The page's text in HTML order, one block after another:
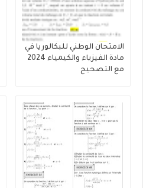
الامتحان الوطني للبكالوريا في
مادة الفيزياء والكيمياء 2024
مع التصحيح